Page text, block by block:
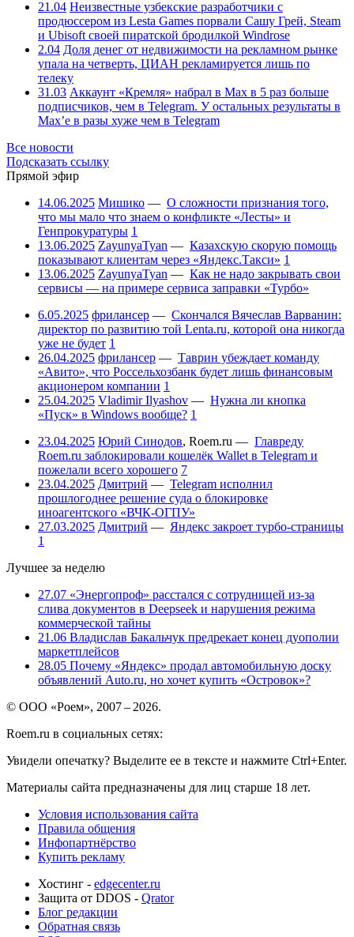
21.04 Неизвестные узбекские разработчики с
продюссером из Lesta Games порвали Сашу Грей, Steam
и Ubisoft своей пиратской бродилкой Windrose
2.04 Доля денег от недвижимости на рекламном рынке
упала на четверть, ЦИАН рекламируется лишь по
телеку
31.03 Аккаунт «Кремля» набрал в Max в 5 раз больше
подписчиков, чем в Telegram. У остальных результаты в
Max’е в разы хуже чем в Telegram
Все новости
Подсказать ссылку
Прямой эфир
14.06.2025 Мишико — О сложности признания того,
что мы мало что знаем о конфликте «Лесты» и
Генпрокуратуры 1
13.06.2025 ZayunyaTyan — Казахскую скорую помощь
показывают клиентам через «Яндекс.Такси» 1
13.06.2025 ZayunyaTyan — Как не надо закрывать свои
сервисы — на примере сервиса заправки «Турбо»
6.05.2025 фрилансер — Скончался Вячеслав Варванин:
директор по развитию той Lenta.ru, которой она никогда
уже не будет 1
26.04.2025 фрилансер — Таврин убеждает команду
«Авито», что Россельхозбанк будет лишь финансовым
акционером компании 1
25.04.2025 Vladimir Ilyashov — Нужна ли кнопка
«Пуск» в Windows вообще? 1
23.04.2025 Юрий Синодов, Roem.ru — Главреду
Roem.ru заблокировали кошелёк Wallet в Telegram и
пожелали всего хорошего 7
23.04.2025 Дмитрий — Telegram исполнил
прошлогоднее решение суда о блокировке
иноагентского «ВЧК-ОГПУ»
27.03.2025 Дмитрий — Яндекс закроет турбо-страницы
1
Лучшее за неделю
27.07 «Энергопроф» расстался с сотрудницей из-за
слива документов в Deepseek и нарушения режима
коммерческой тайны
21.06 Владислав Бакальчук предрекает конец дуополии
маркетплейсов
28.05 Почему «Яндекс» продал автомобильную доску
объявлений Auto.ru, но хочет купить «Островок»?
© ООО «Роем», 2007 – 2026.
Roem.ru в социальных сетях:
Увидели опечатку? Выделите ее в тексте и нажмите Ctrl+Enter.
Материалы сайта предназначены для лиц старше 18 лет.
Условия использования сайта
Правила общения
Инфопартнёрство
Купить рекламу
Хостинг - edgecenter.ru
Защита от DDOS - Qrator
Блог редакции
Обратная связь